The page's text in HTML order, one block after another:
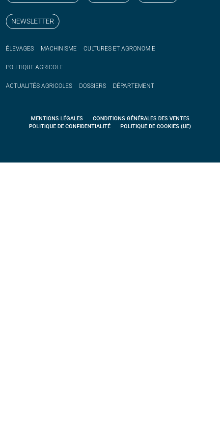
NEWSLETTER
ÉLEVAGES MACHINISME CULTURES ET AGRONOMIE
POLITIQUE AGRICOLE
ACTUALITÉS AGRICOLES DOSSIERS DÉPARTEMENT
MENTIONS LÉGALES
CONDITIONS GÉNÉRALES DES VENTES
POLITIQUE DE CONFIDENTIALITÉ
POLITIQUE DE COOKIES (UE)